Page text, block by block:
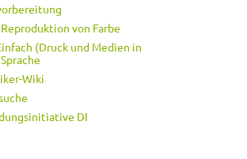
von Farbe
(Druck und Medien in
Wiki
DI